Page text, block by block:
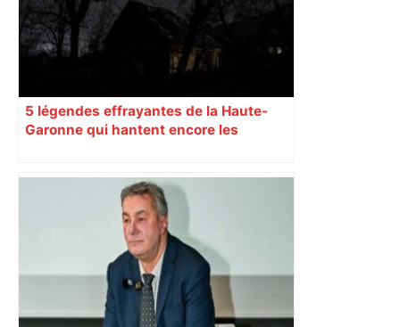
5 légendes effrayantes de la Haute-
Garonne qui hantent encore les